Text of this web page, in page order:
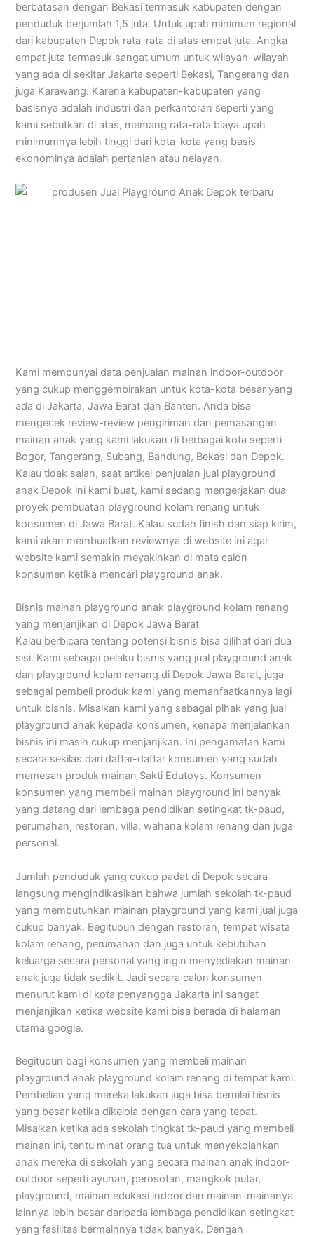
berbatasan dengan Bekasi termasuk kabupaten dengan
penduduk berjumlah 1,5 juta. Untuk upah minimum regional
dari kabupaten Depok rata-rata di atas empat juta. Angka
empat juta termasuk sangat umum untuk wilayah-wilayah
yang ada di sekitar Jakarta seperti Bekasi, Tangerang dan
juga Karawang. Karena kabupaten-kabupaten yang
basisnya adalah industri dan perkantoran seperti yang
kami sebutkan di atas, memang rata-rata biaya upah
minimumnya lebih tinggi dari kota-kota yang basis
ekonominya adalah pertanian atau nelayan.
Kami mempunyai data penjualan mainan indoor-outdoor
yang cukup menggembirakan untuk kota-kota besar yang
ada di Jakarta, Jawa Barat dan Banten. Anda bisa
mengecek review-review pengiriman dan pemasangan
mainan anak yang kami lakukan di berbagai kota seperti
Bogor, Tangerang, Subang, Bandung, Bekasi dan Depok.
Kalau tidak salah, saat artikel penjualan jual playground
anak Depok ini kami buat, kami sedang mengerjakan dua
proyek pembuatan playground kolam renang untuk
konsumen di Jawa Barat. Kalau sudah finish dan siap kirim,
kami akan membuatkan reviewnya di website ini agar
website kami semakin meyakinkan di mata calon
konsumen ketika mencari playground anak.
Bisnis mainan playground anak playground kolam renang
yang menjanjikan di Depok Jawa Barat
Kalau berbicara tentang potensi bisnis bisa dilihat dari dua
sisi. Kami sebagai pelaku bisnis yang jual playground anak
dan playground kolam renang di Depok Jawa Barat, juga
sebagai pembeli produk kami yang memanfaatkannya lagi
untuk bisnis. Misalkan kami yang sebagai pihak yang jual
playground anak kepada konsumen, kenapa menjalankan
bisnis ini masih cukup menjanjikan. Ini pengamatan kami
secara sekilas dari daftar-daftar konsumen yang sudah
memesan produk mainan Sakti Edutoys. Konsumen-
konsumen yang membeli mainan playground ini banyak
yang datang dari lembaga pendidikan setingkat tk-paud,
perumahan, restoran, villa, wahana kolam renang dan juga
personal.
Jumlah penduduk yang cukup padat di Depok secara
langsung mengindikasikan bahwa jumlah sekolah tk-paud
yang membutuhkan mainan playground yang kami jual juga
cukup banyak. Begitupun dengan restoran, tempat wisata
kolam renang, perumahan dan juga untuk kebutuhan
keluarga secara personal yang ingin menyediakan mainan
anak juga tidak sedikit. Jadi secara calon konsumen
menurut kami di kota penyangga Jakarta ini sangat
menjanjikan ketika website kami bisa berada di halaman
utama google.
Begitupun bagi konsumen yang membeli mainan
playground anak playground kolam renang di tempat kami.
Pembelian yang mereka lakukan juga bisa bernilai bisnis
yang besar ketika dikelola dengan cara yang tepat.
Misalkan ketika ada sekolah tingkat tk-paud yang membeli
mainan ini, tentu minat orang tua untuk menyekolahkan
anak mereka di sekolah yang secara mainan anak indoor-
outdoor seperti ayunan, perosotan, mangkok putar,
playground, mainan edukasi indoor dan mainan-mainanya
lainnya lebih besar daripada lembaga pendidikan setingkat
yang fasilitas bermainnya tidak banyak. Dengan